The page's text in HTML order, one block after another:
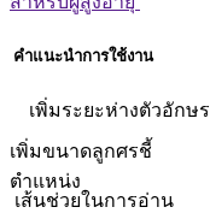
คำแนะนำการใช้งาน
เพิ่มระยะห่างตัวอักษร
เพิ่มขนาดลูกศรชี้
ตำแหน่ง
เส้นช่วยในการอ่าน